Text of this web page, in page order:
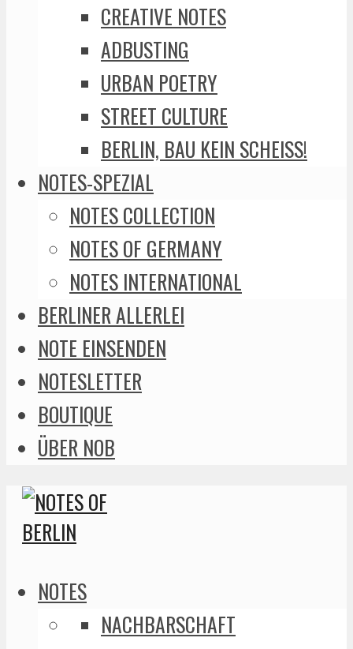
CREATIVE NOTES
ADBUSTING
URBAN POETRY
STREET CULTURE
BERLIN, BAU KEIN SCHEISS!
NOTES-SPEZIAL
NOTES COLLECTION
NOTES OF GERMANY
NOTES INTERNATIONAL
BERLINER ALLERLEI
NOTE EINSENDEN
NOTESLETTER
BOUTIQUE
ÜBER NOB
NOTES
NACHBARSCHAFT